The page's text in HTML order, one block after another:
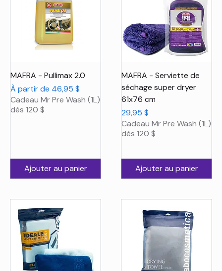
MAFRA - Pullimax 2.0
À partir de 46,95 $
Prix promotionnel
Cadeau Mr Pre Wash (1L)
dès 120 $
Ajouter au panier
MAFRA - Serviette de
séchage super dryer
61x76 cm
Prix
29,95 $
Cadeau Mr Pre Wash (1L)
dès 120 $
Ajouter au panier